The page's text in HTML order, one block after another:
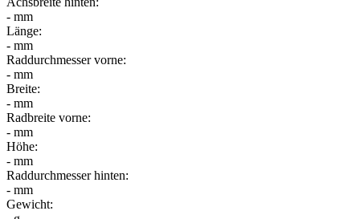
- mm
Länge:
- mm
Raddurchmesser vorne:
- mm
Breite:
- mm
Radbreite vorne:
- mm
Höhe:
- mm
Raddurchmesser hinten:
- mm
Gewicht: